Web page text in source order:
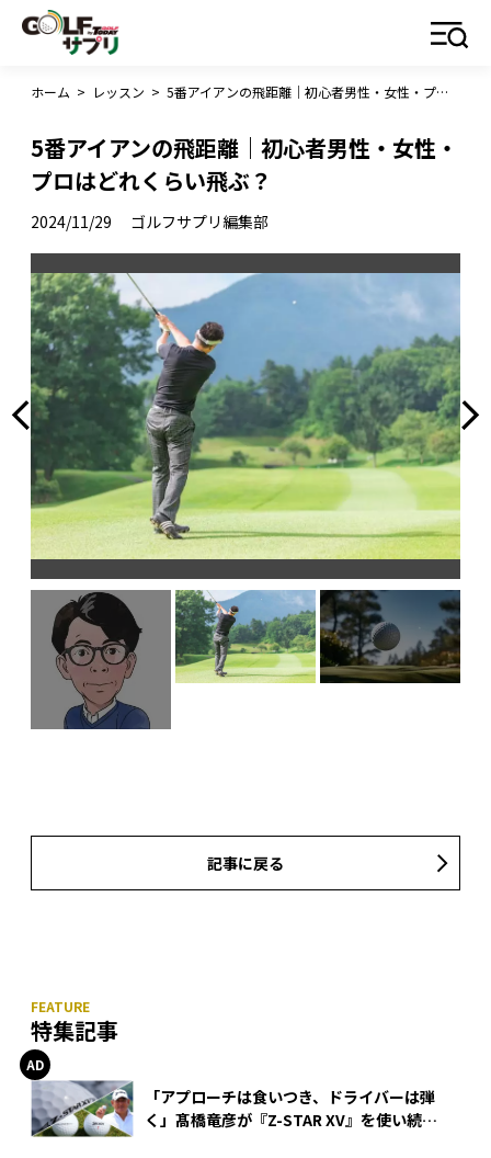
ホーム > レッスン > 5番アイアンの飛距離｜初心者男性・女性・プロはどれくらい飛ぶ？
5番アイアンの飛距離｜初心者男性・女性・
プロはどれくらい飛ぶ？
2024/11/29 ゴルフサプリ編集部
記事に戻る
特集記事
「アプローチは食いつき、ドライバーは弾
く」髙橋竜彦が『Z-STAR XV』を使い続け